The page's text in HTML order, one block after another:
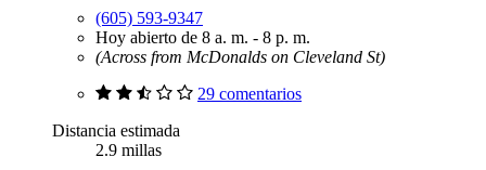
(605) 593-9347
Hoy abierto de 8 a. m. - 8 p. m.
(Across from McDonalds on Cleveland St)
29 comentarios
Distancia estimada
2.9 millas